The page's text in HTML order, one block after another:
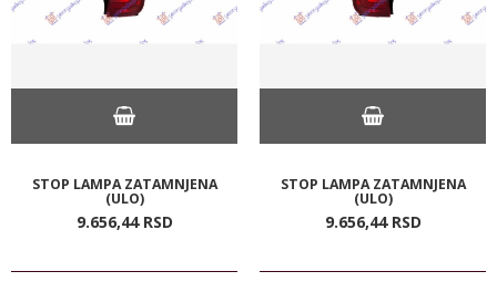
STOP LAMPA ZATAMNJENA
(ULO)
9.656,44 RSD
STOP LAMPA ZATAMNJENA
(ULO)
9.656,44 RSD